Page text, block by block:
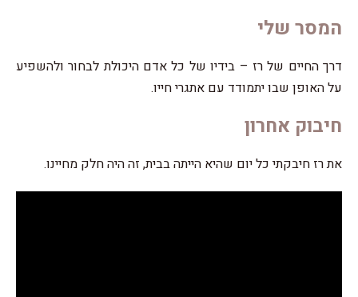
המסר שלי
דרך החיים של רז – בידיו של כל אדם היכולת לבחור ולהשפיע
על האופן שבו יתמודד עם אתגרי חייו.
חיבוק אחרון
את רז חיבקתי כל יום שהיא הייתה בבית, זה היה חלק מחיינו.